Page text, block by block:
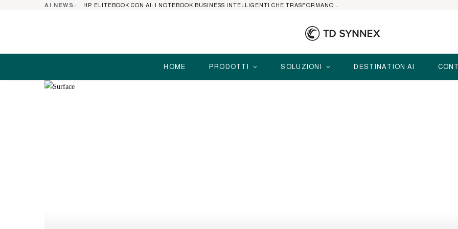
AI NEWS:
HOME PRODOTTI SOLUZIONI DESTINATION AI